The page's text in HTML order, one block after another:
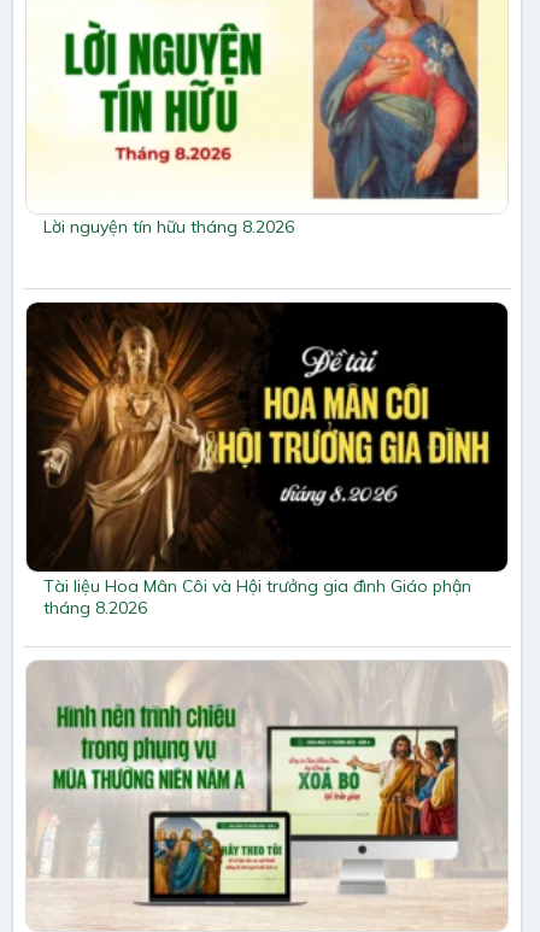
Lời nguyện tín hữu tháng 8.2026
Tài liệu Hoa Mân Côi và Hội trưởng gia đình Giáo phận
tháng 8.2026